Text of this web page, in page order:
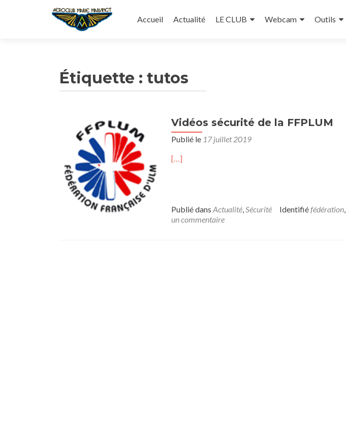
au
Accueil Actualité LE CLUB Webcam Outils
Étiquette : tutos
Vidéos sécurité de la FFPLUM
Publié le 17 juillet 2019
[…]
Publié dans Actualité,Sécurité Identifiéfédération,
un commentaire